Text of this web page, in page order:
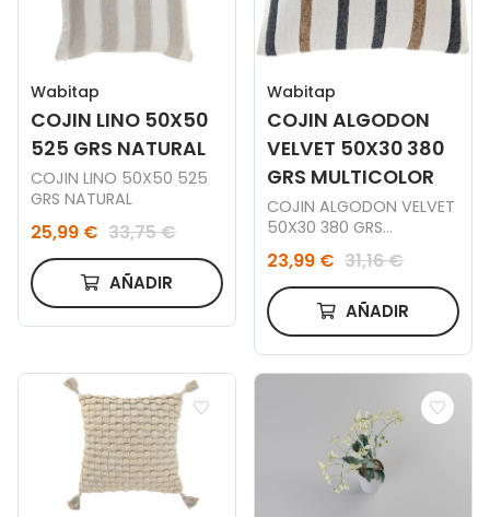
Wabitap
COJIN LINO 50X50
525 GRS NATURAL
COJIN LINO 50X50 525
GRS NATURAL
25,99 € 33,75 €
AÑADIR
Wabitap
COJIN ALGODON
VELVET 50X30 380
GRS MULTICOLOR
COJIN ALGODON VELVET
50X30 380 GRS
MULTICOLOR
23,99 € 31,16 €
AÑADIR